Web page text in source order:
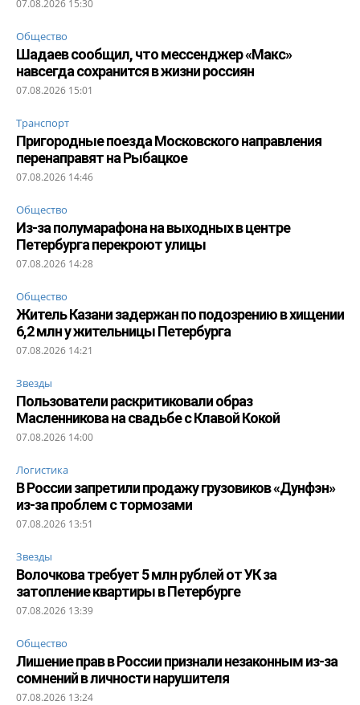
07.08.2026 15:30
Общество
Шадаев сообщил, что мессенджер «Макс»
навсегда сохранится в жизни россиян
07.08.2026 15:01
Транспорт
Пригородные поезда Московского направления
перенаправят на Рыбацкое
07.08.2026 14:46
Общество
Из-за полумарафона на выходных в центре
Петербурга перекроют улицы
07.08.2026 14:28
Общество
Житель Казани задержан по подозрению в хищении
6,2 млн у жительницы Петербурга
07.08.2026 14:21
Звезды
Пользователи раскритиковали образ
Масленникова на свадьбе с Клавой Кокой
07.08.2026 14:00
Логистика
В России запретили продажу грузовиков «Дунфэн»
из-за проблем с тормозами
07.08.2026 13:51
Звезды
Волочкова требует 5 млн рублей от УК за
затопление квартиры в Петербурге
07.08.2026 13:39
Общество
Лишение прав в России признали незаконным из-за
сомнений в личности нарушителя
07.08.2026 13:24